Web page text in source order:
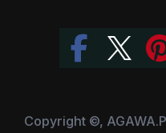
Copyright ©,